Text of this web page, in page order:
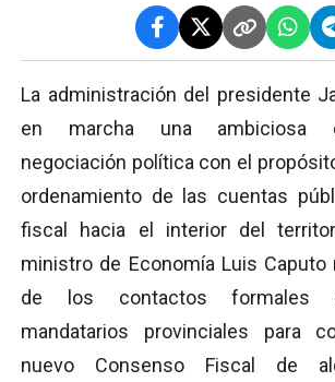
La administración del presidente
en marcha una ambiciosa
negociación política con el
ordenamiento de las cuentas
fiscal hacia el interior del
ministro de Economía Luis
de los contactos formales
mandatarios provinciales para
nuevo Consenso Fiscal de